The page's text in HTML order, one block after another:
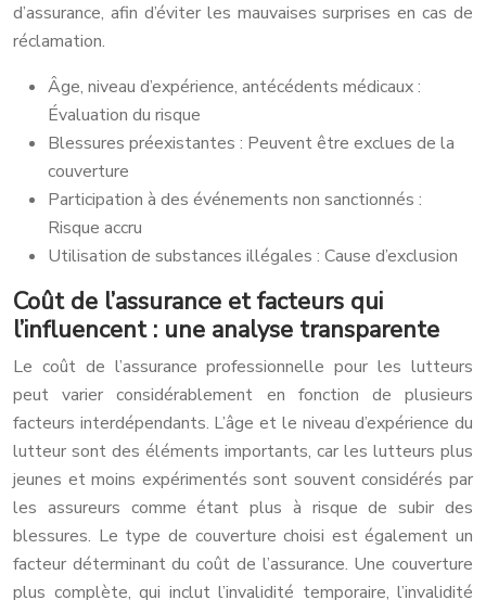
d’assurance, afin d’éviter les mauvaises surprises en cas de
réclamation.
Âge, niveau d’expérience, antécédents médicaux :
Évaluation du risque
Blessures préexistantes : Peuvent être exclues de la
couverture
Participation à des événements non sanctionnés :
Risque accru
Utilisation de substances illégales : Cause d’exclusion
Coût de l’assurance et facteurs qui
l’influencent : une analyse transparente
Le coût de l’assurance professionnelle pour les lutteurs
peut varier considérablement en fonction de plusieurs
facteurs interdépendants. L’âge et le niveau d’expérience du
lutteur sont des éléments importants, car les lutteurs plus
jeunes et moins expérimentés sont souvent considérés par
les assureurs comme étant plus à risque de subir des
blessures. Le type de couverture choisi est également un
facteur déterminant du coût de l’assurance. Une couverture
plus complète, qui inclut l’invalidité temporaire, l’invalidité